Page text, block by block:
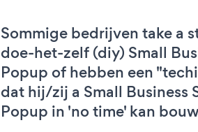
Sommige bedrijven take a
doe-het-zelf (diy) Small
Popup of hebben een
dat hij/zij a Small Business
Popup in 'no time' kan